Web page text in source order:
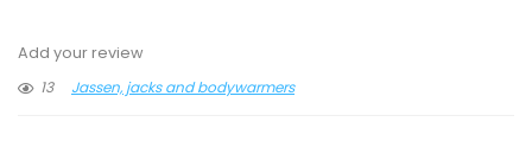
Add your review
13
Jassen, jacks and bodywarmers